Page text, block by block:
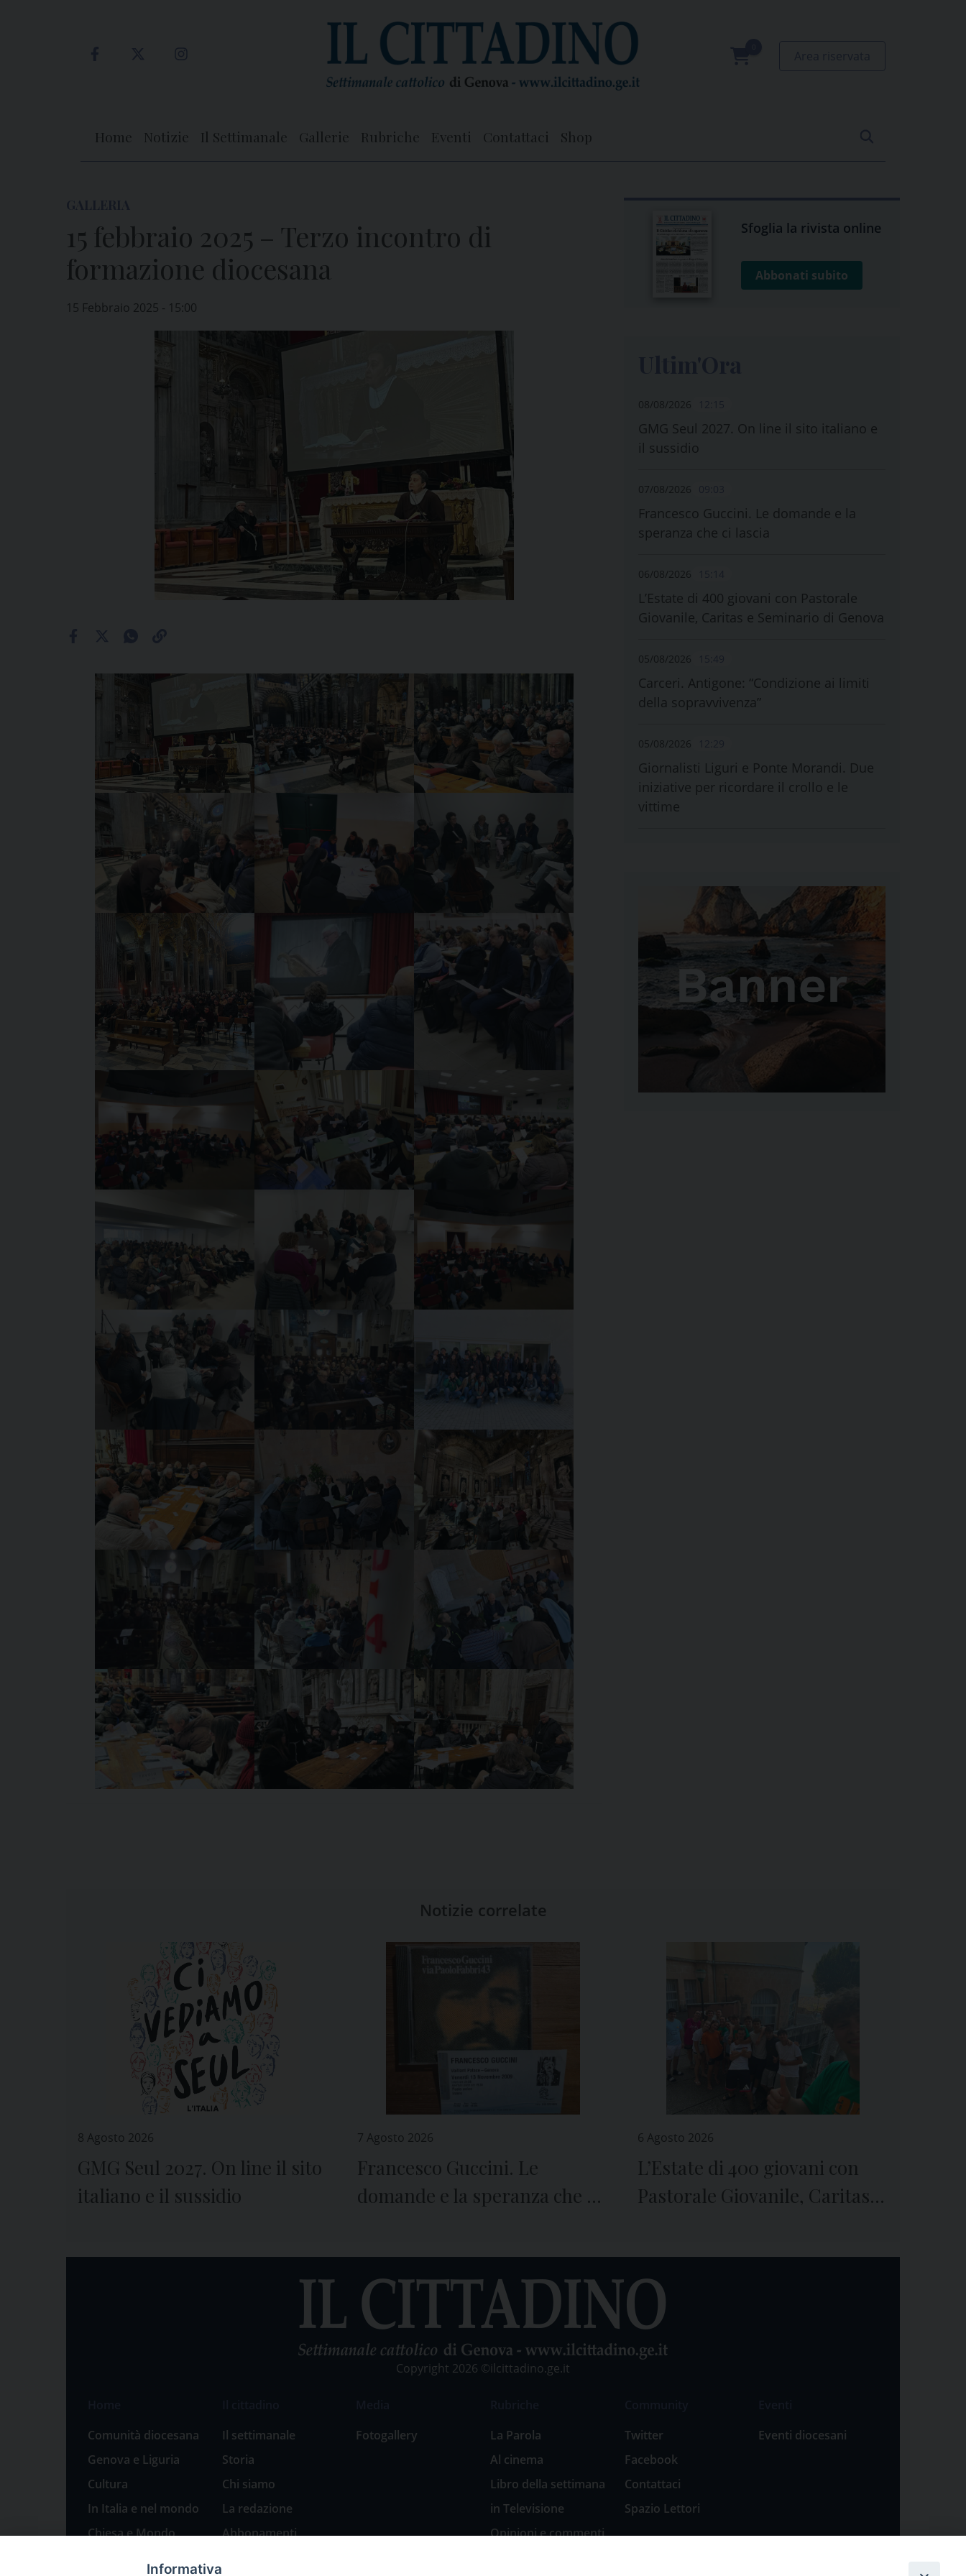
Home Notizie Il Settimanale Gallerie Rubriche Eventi Contattaci Shop
15 febbraio 2025 – Terzo incontro di
formazione diocesana
15 Febbraio 2025 - 15:00
Sfoglia la rivista online
Abbonati subito
08/08/2026
GMG Seul 2027. On line il sito italiano e
il sussidio
07/08/2026
Francesco Guccini. Le domande e la
speranza che ci lascia
06/08/2026
L’Estate di 400 giovani con Pastorale
Giovanile, Caritas e Seminario di Genova
05/08/2026
Carceri. Antigone: “Condizione ai limiti
della sopravvivenza”
05/08/2026
Giornalisti Liguri e Ponte Morandi. Due
iniziative per ricordare il crollo e le
vittime
Notizie correlate
8 Agosto 2026
GMG Seul 2027. On line il sito
italiano e il sussidio
7 Agosto 2026
Francesco Guccini. Le
domande e la speranza che ci
6 Agosto 2026
L’Estate di 400 giovani con
Pastorale Giovanile, Caritas e
Copyright 2026 ©ilcittadino.ge.it
Comunità diocesana
Genova e Liguria
Cultura
In Italia e nel mondo
Chiesa e Mondo
Il settimanale
Storia
Chi siamo
La redazione
Abbonamenti
Fotogallery
La Parola
Al cinema
Libro della settimana
in Televisione
Opinioni e commenti
Twitter
Facebook
Contattaci
Spazio Lettori
Eventi diocesani
Informativa